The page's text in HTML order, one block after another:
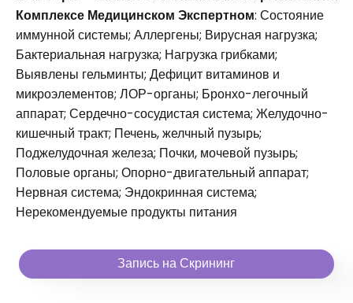
Комплексе Медицинском Экспертном: Состояние
иммунной системы; Аллергены; Вирусная нагрузка;
Бактериальная нагрузка; Нагрузка грибками;
Выявлены гельминты; Дефицит витаминов и
микроэлементов; ЛОР-органы; Бронхо-легочный
аппарат; Сердечно-сосудистая система; Желудочно-
кишечный тракт; Печень, желчный пузырь;
Поджелудочная железа; Почки, мочевой пузырь;
Половые органы; Опорно-двигательный аппарат;
Нервная система; Эндокринная система;
Нерекомендуемые продукты питания
Запись на Скрининг